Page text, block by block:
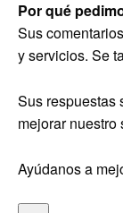
Por qué
Sus
y servicios. Se
Sus respuestas
mejorar nuestro
Ayúdanos a